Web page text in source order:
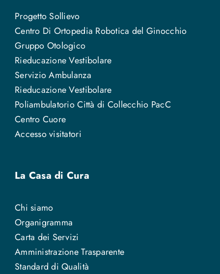
Progetto Sollievo
Centro Di Ortopedia Robotica del Ginocchio
Gruppo Otologico
Rieducazione Vestibolare
Servizio Ambulanza
Rieducazione Vestibolare
Poliambulatorio Città di Collecchio PacC
Centro Cuore
Accesso visitatori
La Casa di Cura
Chi siamo
Organigramma
Carta dei Servizi
Amministrazione Trasparente
Standard di Qualità